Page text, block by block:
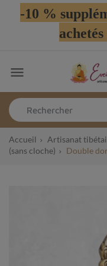
-10 %

Accueil Artisanat
(sans cloche)
Double